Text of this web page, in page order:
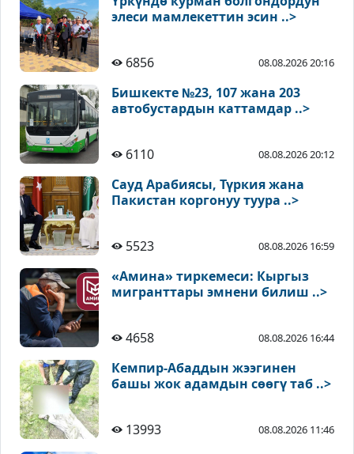
элеси мамлекеттин эсин ..>
6856 08.08.2026 20:16
Бишкекте №23, 107 жана 203
автобустардын каттамдар ..>
6110 08.08.2026 20:12
Сауд Арабиясы, Түркия жана
Пакистан коргонуу туура ..>
5523 08.08.2026 16:59
«Амина» тиркемеси: Кыргыз
мигранттары эмнени билиш ..>
4658 08.08.2026 16:44
Кемпир-Абаддын жээгинен
башы жок адамдын сөөгү таб ..>
13993 08.08.2026 11:46